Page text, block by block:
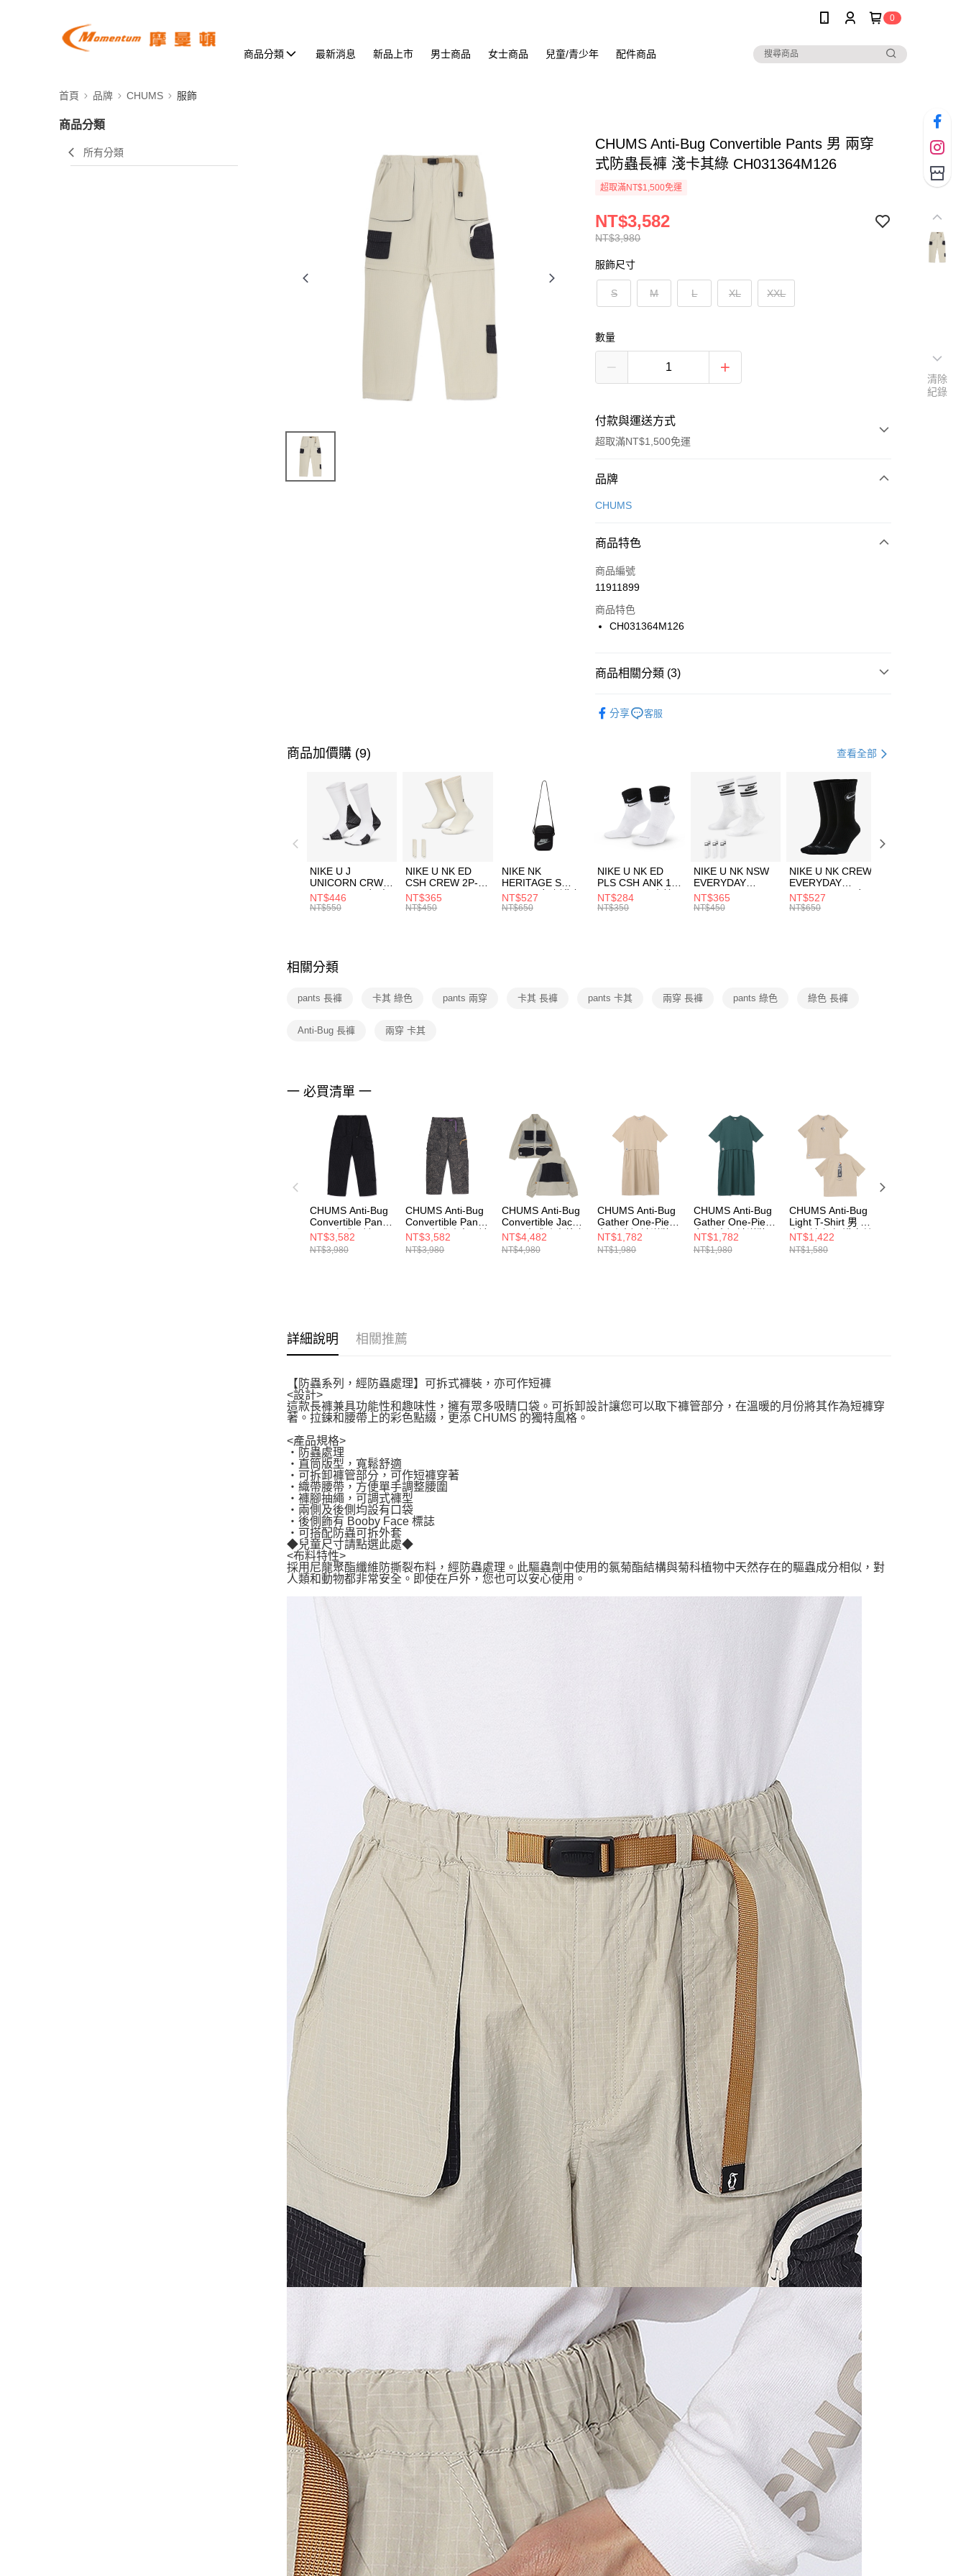
0
商品分類 最新消息 新品上市 男士商品 女士商品 兒童/青少年 配件商品
首頁 品牌 CHUMS 服飾
商品分類
所有分類
CHUMS Anti-Bug Convertible Pants 男 兩穿
式防蟲長褲 淺卡其綠 CH031364M126
超取滿NT$1,500免運
NT$3,980
NT$3,582
服飾尺寸
S M L XL XXL
數量
付款與運送方式
超取滿NT$1,500免運
付款方式
信用卡一次付款
合作金庫商業銀行
華南商業銀行
上海商業儲蓄銀行
國泰世華商業銀行
聯邦商業銀行
台新國際商業銀行
LINE Pay
Apple Pay
【關於「AFTEE先享後付」】
３．安心：先確認商品／服務後，再付款。
【「AFTEE先享後付」結帳流程】
１．於結帳方式選擇「AFTEE先享後付」後，將跳轉至「AFTEE先享後
付」結帳頁面，進行簡訊認證並確認金額後，即可完成結帳。
２．訂單成立數日內，您將收到繳費通知簡訊。
３．收到繳費通知簡訊後14天內，點擊此簡訊中的連結，可透過四大超商
／ATM／網路銀行／等多元方式進行付款，方視為交易完成。
※ 請注意：結帳手續完成當下不需立刻繳費，但若您需要取消訂單，請聯
絡購買商品的店家。未經商家同意取消之訂單仍視為有效，需透過AFTEE
先享後付繳納相關費用。
交易，需依本服務之必要範圍內提供個人資料，並將交易相關給付款項請
結果請求用戶進行身份認證。
５．嚴禁一人註冊多個帳號或使用他人資訊註冊。若發現惡意使用之情
形，恩沛科技股份有限公司將有權停止該用戶之使用額度並採取法律行
每筆NT$100，滿NT$1,500(含以上)免運費
每筆NT$100，滿NT$1,500(含以上)免運費
付款後門市自取
每筆NT$100，滿NT$1,500(含以上)免運費
品牌
CHUMS
商品特色
商品編號
11911899
商品特色
CH031364M126
商品相關分類 (3)
分享 客服
商品加價購 (9) 查看全部
NIKE U J
UNICORN CRW
1PR -160 男女 中
統襪 FZ3393100
NT$446
NT$550
NIKE U NK ED
CSH CREW 2P-
144 EMBRDY 男
女 短統襪
NT$365
NT$450
NIKE NK
HERITAGE S
SMIT 男女 側背包
BA5871010
NT$527
NT$650
NIKE U NK ED
PLS CSH ANK 1P
144 DBL 男 中統
襪 DH4058104
NT$284
NT$350
NIKE U NK NSW
EVERYDAY
ESSENTIAL CR
男女 短統襪
NT$365
NT$450
NIKE U NK CREW
EVERYDAY
BBALL 3PR 男女
長統襪
NT$527
NT$650
相關分類
pants 長褲 卡其 綠色 pants 兩穿 卡其 長褲 pants 卡其 兩穿 長褲 pants 綠色 綠色 長褲
Anti-Bug 長褲 兩穿 卡其
一 必買清單 一
CHUMS Anti-Bug
Convertible Pants
男 兩穿式長褲 黑
色
CH031364K001
NT$3,582
NT$3,980
CHUMS Anti-Bug
Convertible Pants
男 兩穿式防蟲長褲
Archive
CH031364Z401
NT$3,582
NT$3,980
CHUMS Anti-Bug
Convertible Jacket
男 兩穿式防蟲外套
淺卡其綠
CH041452M126
NT$4,482
NT$4,980
CHUMS Anti-Bug
Gather One-Piece
女 防蟲短袖洋裝
淺卡其綠
CH181372M126
NT$1,782
NT$1,980
CHUMS Anti-Bug
Gather One-Piece
女 防蟲短袖洋裝
深藍綠
CH181372T035
NT$1,782
NT$1,980
CHUMS Anti-Bug
Light T-Shirt 男 防
蟲短袖上衣 淺卡其
綠
CH012717M126
NT$1,422
NT$1,580
詳細說明 相關推薦
【防蟲系列，經防蟲處理】可拆式褲裝，亦可作短褲
<設計>
這款長褲兼具功能性和趣味性，擁有眾多吸睛口袋。可拆卸設計讓您可以取下褲管部分，在溫暖的月份將其作為短褲穿
著。拉鍊和腰帶上的彩色點綴，更添 CHUMS 的獨特風格。
<產品規格>
・防蟲處理
・直筒版型，寬鬆舒適
・可拆卸褲管部分，可作短褲穿著
・織帶腰帶，方便單手調整腰圍
・褲腳抽繩，可調式褲型
・兩側及後側均設有口袋
・後側飾有 Booby Face 標誌
・可搭配防蟲可拆外套
◆兒童尺寸請點選此處◆
<布料特性>
採用尼龍聚酯纖維防撕裂布料，經防蟲處理。此驅蟲劑中使用的氯菊酯結構與菊科植物中天然存在的驅蟲成分相似，對
人類和動物都非常安全。即使在戶外，您也可以安心使用。
清除
紀錄